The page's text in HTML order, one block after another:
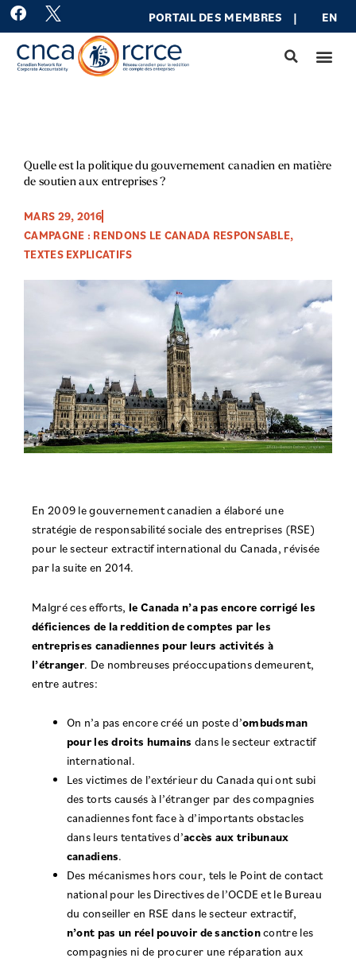
Aller
contenu
F
a
c
e
b
PORTAIL DES MEMBRES | EN
Quelle est la politique du gouvernement canadien en matière
de soutien aux entreprises ?
MARS 29, 2016
CAMPAGNE : RENDONS LE CANADA RESPONSABLE,
TEXTES EXPLICATIFS
En 2009 le gouvernement canadien a élaboré une
stratégie de responsabilité sociale des entreprises (RSE)
pour le secteur extractif international du Canada, révisée
par la suite en 2014.
Malgré ces efforts, le Canada n’a pas encore corrigé les
déficiences de la reddition de comptes par les
entreprises canadiennes pour leurs activités à
l’étranger. De nombreuses préoccupations demeurent,
entre autres:
On n’a pas encore créé un poste d’ombudsman
pour les droits humains dans le secteur extractif
international.
Les victimes de l’extérieur du Canada qui ont subi
des torts causés à l’étranger par des compagnies
canadiennes font face à d’importants obstacles
dans leurs tentatives d’accès aux tribunaux
canadiens.
Des mécanismes hors cour, tels le Point de contact
national pour les Directives de l’OCDE et le Bureau
du conseiller en RSE dans le secteur extractif,
n’ont pas un réel pouvoir de sanctioncontre les
compagnies ni de procurer une réparation aux